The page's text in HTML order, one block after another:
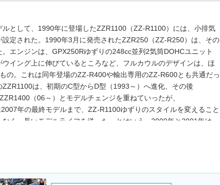
ルとして、1990年に登場したZZR1100（ZZ-R1100）には、小排気
設定された。1990年3月に発売されたZZR250（ZZ-R250）は、その
エンジンは、GPX250Rゆずりの248cc並列2気筒DOHCユニット
イング上に伸びているところなど、フルカウルのデザインは、ほ
の。これは同年登場のZZ-R400や輸出専用のZZ-R600とも共通だっ
は、初期のC型からD型（1993～）へ進化、その後
（06～）とモデルチェンジを重ねていったが、
年の最終モデルまで、ZZ-R1100ゆずりのスタイルを変えること
く、長いモデルライフを送った。とはいえ、2000年と2001年は、
の車名表記を併用しているが、カウル上の車名表記をみると、